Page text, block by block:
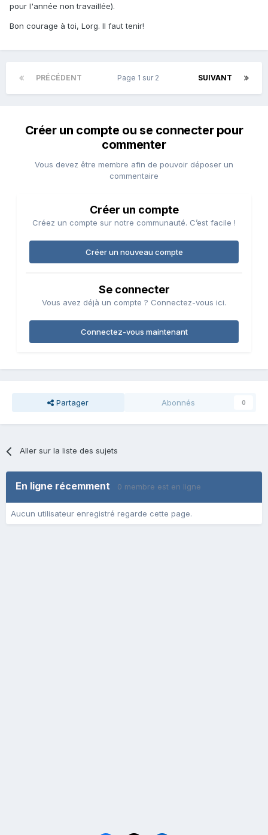
pour l'année non travaillée).
Bon courage à toi, Lorg. Il faut tenir!
PRÉCÉDENT SUIVANT
Page 1 sur 2
Créer un compte ou se connecter pour
commenter
Vous devez être membre afin de pouvoir déposer un
commentaire
Créer un compte
Créez un compte sur notre communauté. C’est facile !
Créer un nouveau compte
Se connecter
Vous avez déjà un compte ? Connectez-vous ici.
Connectez-vous maintenant
Partager Abonnés 0
Aller sur la liste des sujets
En ligne récemment 0 membre est en ligne
Aucun utilisateur enregistré regarde cette page.